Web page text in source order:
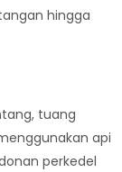
hingga
tuang
api
perkedel